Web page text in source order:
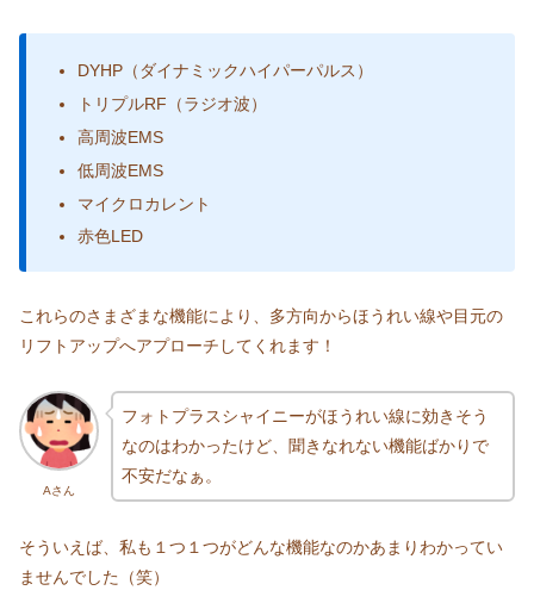
DYHP（ダイナミックハイパーパルス）
トリプルRF（ラジオ波）
高周波EMS
低周波EMS
マイクロカレント
赤色LED
これらのさまざまな機能により、多方向からほうれい線や目元の
リフトアップへアプローチしてくれます！
Aさん
フォトプラスシャイニーがほうれい線に効きそう
なのはわかったけど、聞きなれない機能ばかりで
不安だなぁ。
そういえば、私も１つ１つがどんな機能なのかあまりわかってい
ませんでした（笑）